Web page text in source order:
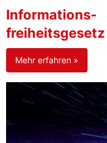
Informations-
freiheitsgesetz
Mehr erfahren »